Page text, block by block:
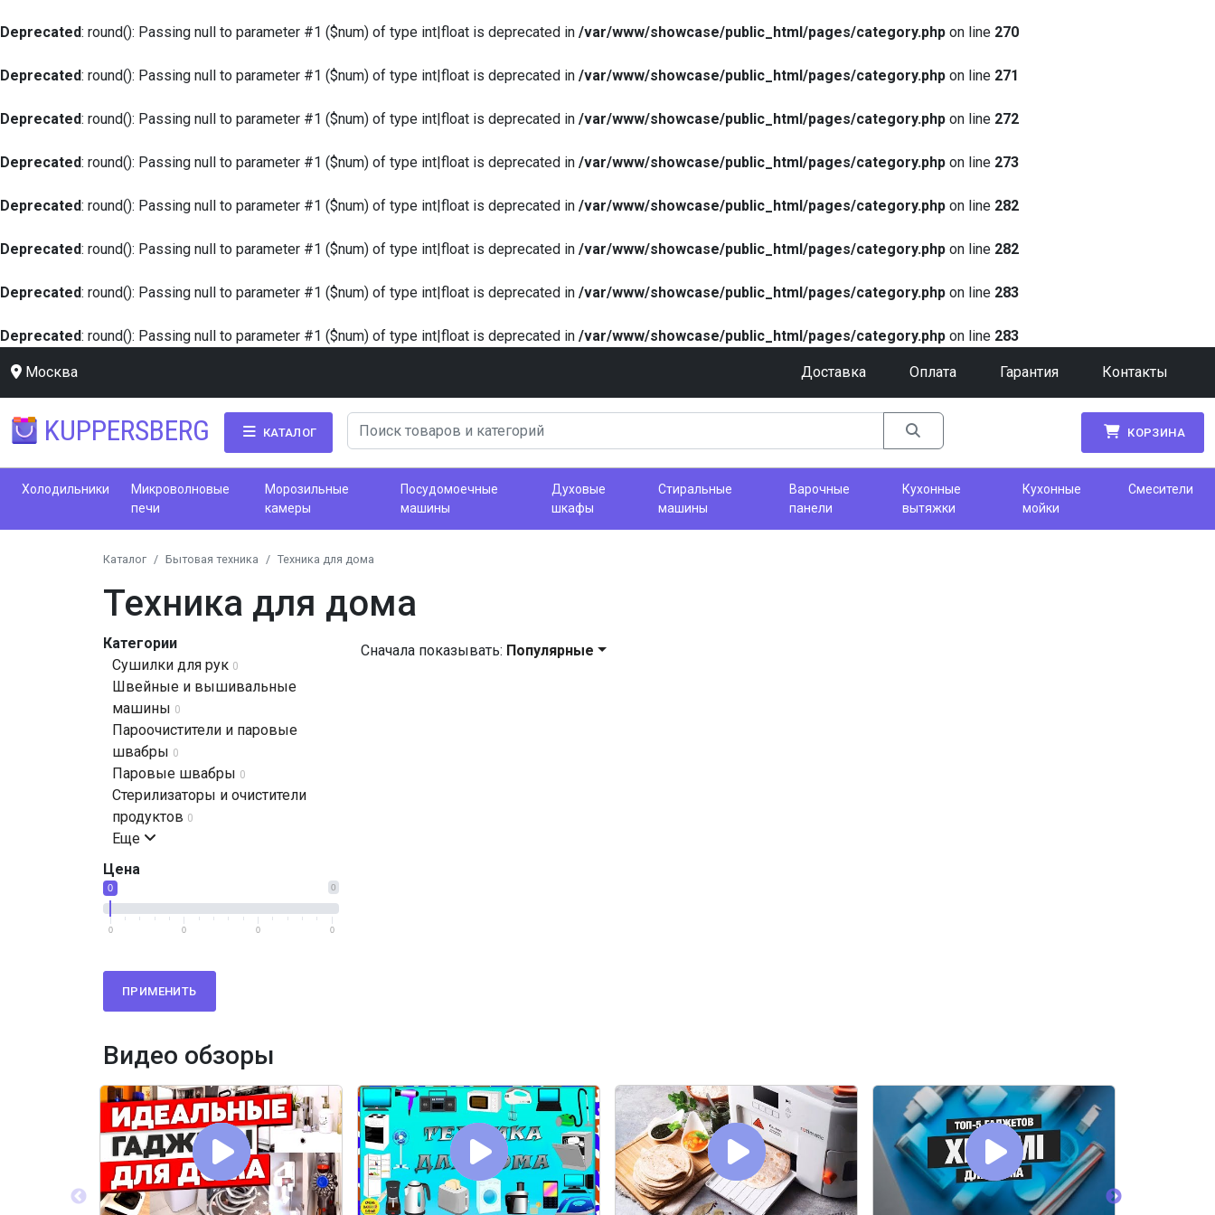
Deprecated: round(): Passing null to parameter #1 ($num) of type int|float is deprecated in /var/www/showcase/public_html/pages/category.php on line 270
Deprecated: round(): Passing null to parameter #1 ($num) of type int|float is deprecated in /var/www/showcase/public_html/pages/category.php on line 271
Deprecated: round(): Passing null to parameter #1 ($num) of type int|float is deprecated in /var/www/showcase/public_html/pages/category.php on line 272
Deprecated: round(): Passing null to parameter #1 ($num) of type int|float is deprecated in /var/www/showcase/public_html/pages/category.php on line 273
Deprecated: round(): Passing null to parameter #1 ($num) of type int|float is deprecated in /var/www/showcase/public_html/pages/category.php on line 282
Deprecated: round(): Passing null to parameter #1 ($num) of type int|float is deprecated in /var/www/showcase/public_html/pages/category.php on line 282
Deprecated: round(): Passing null to parameter #1 ($num) of type int|float is deprecated in /var/www/showcase/public_html/pages/category.php on line 283
Deprecated: round(): Passing null to parameter #1 ($num) of type int|float is deprecated in /var/www/showcase/public_html/pages/category.php on line 283
Москва Доставка Оплата Гарантия Контакты
KUPPERSBERG КАТАЛОГ КОРЗИНА
Холодильники
Микроволновые
печи
Морозильные
камеры
Посудомоечные
машины
Духовые
шкафы
Стиральные
машины
Варочные
панели
Кухонные
вытяжки
Кухонные
мойки
Смесители
Каталог Бытовая техника Техника для дома
Техника для дома
Категории
Сушилки для рук 0
Швейные и вышивальные
машины 0
Пароочистители и паровые
швабры 0
Паровые швабры 0
Стерилизаторы и очистители
продуктов 0
Еще
Цена
0
0
0 0 0 0
ПРИМЕНИТЬ
Сначала показывать: Популярные
Видео обзоры